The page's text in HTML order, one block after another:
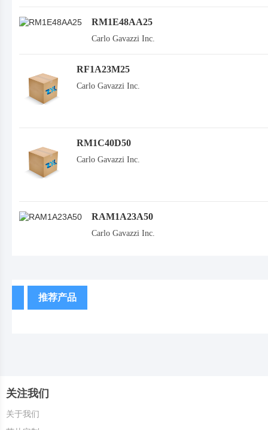
RM1E48AA25
Carlo Gavazzi Inc.
RF1A23M25
Carlo Gavazzi Inc.
RM1C40D50
Carlo Gavazzi Inc.
RAM1A23A50
Carlo Gavazzi Inc.
推荐产品
关注我们
关于我们